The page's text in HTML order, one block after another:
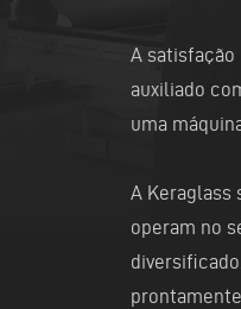
A satisfação
auxiliado
uma
A Keraglass
operam no